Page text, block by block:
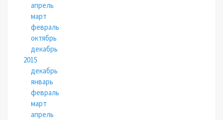
апрель
март
февраль
октябрь
декабрь
2015
декабрь
январь
февраль
март
апрель